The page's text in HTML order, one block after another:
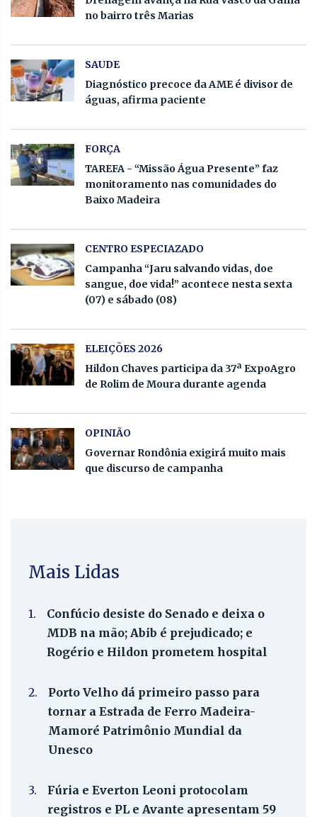
no bairro três Marias
SAUDE
Diagnóstico precoce da AME é divisor de
águas, afirma paciente
FORÇA
TAREFA - “Missão Água Presente” faz
monitoramento nas comunidades do
Baixo Madeira
CENTRO ESPECIAZADO
Campanha “Jaru salvando vidas, doe
sangue, doe vida!” acontece nesta sexta
(07) e sábado (08)
ELEIÇÕES 2026
Hildon Chaves participa da 37ª ExpoAgro
de Rolim de Moura durante agenda
OPINIÃO
Governar Rondônia exigirá muito mais
que discurso de campanha
Mais Lidas
1.
Confúcio desiste do Senado e deixa o
MDB na mão; Abib é prejudicado; e
Rogério e Hildon prometem hospital
2.
Porto Velho dá primeiro passo para
tornar a Estrada de Ferro Madeira-
Mamoré Patrimônio Mundial da
Unesco
3.
Fúria e Everton Leoni protocolam
registros e PL e Avante apresentam 59